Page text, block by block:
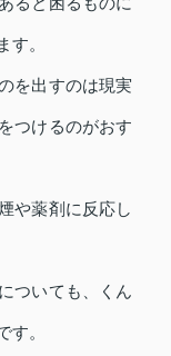
す。
を出すのは現実
つけるのがおす
や薬剤に反応し
ついても、くん
す。